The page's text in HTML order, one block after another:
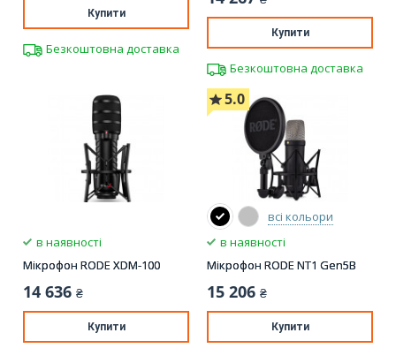
Купити
Безкоштовна доставка
Купити
Безкоштовна доставка
в наявності
Мікрофон RODE XDM-100
14 636 ₴
Купити
5.0
всі кольори
в наявності
Мікрофон RODE NT1 Gen5B
15 206 ₴
Купити